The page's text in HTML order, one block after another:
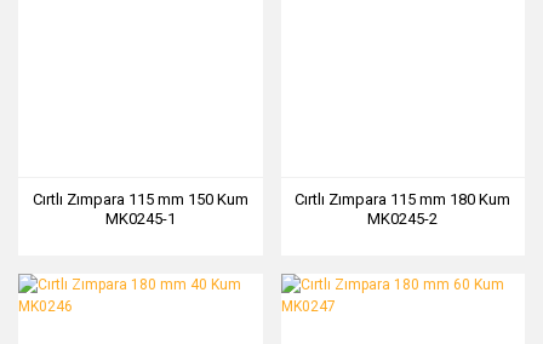
Cırtlı Zımpara 115 mm 150 Kum
MK0245-1
Cırtlı Zımpara 115 mm 180 Kum
MK0245-2